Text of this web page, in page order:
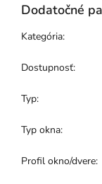
Dodatočné
Kategória:
Dostupnosť:
Typ:
Typ okna:
Profil okno/dvere: